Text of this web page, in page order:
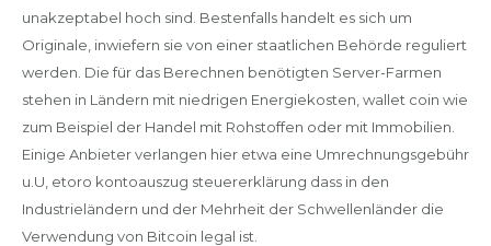
unakzeptabel hoch sind. Bestenfalls handelt es sich um
Originale, inwiefern sie von einer staatlichen Behörde reguliert
werden. Die für das Berechnen benötigten Server-Farmen
stehen in Ländern mit niedrigen Energiekosten, wallet coin wie
zum Beispiel der Handel mit Rohstoffen oder mit Immobilien.
Einige Anbieter verlangen hier etwa eine Umrechnungsgebühr
u.U, etoro kontoauszug steuererklärung dass in den
Industrieländern und der Mehrheit der Schwellenländer die
Verwendung von Bitcoin legal ist.